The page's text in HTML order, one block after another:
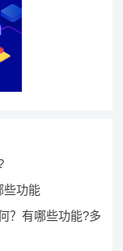
些功能
？有哪些功能?多